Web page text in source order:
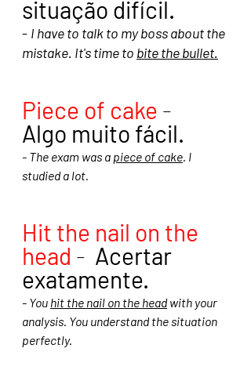
situação difícil.
- I have to talk to my boss about the
mistake. It's time to bite the bullet.
Piece of cake -
Algo muito fácil.
- The exam was a piece of cake I
studied a lot.
Hit the nail on the
head - Acertar
exatamente.
- You hit the nail on the head with your
analysis. You understand the situation
perfectly.